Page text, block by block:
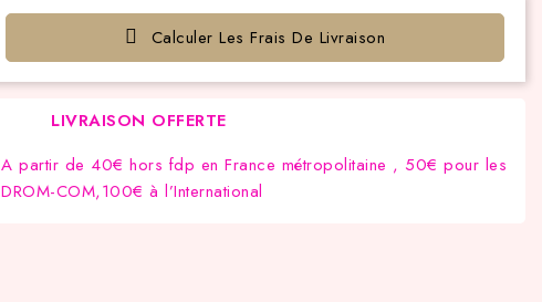
Calculer Les Frais De Livraison
LIVRAISON OFFERTE
A partir de 40€ hors fdp en France métropolitaine , 50€ pour les
DROM-COM,100€ à l’International